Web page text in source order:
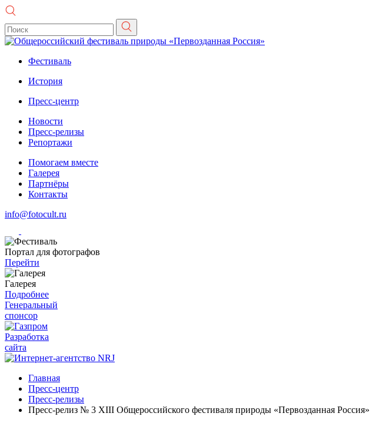
Фестиваль
История
Пресс-центр
Новости
Пресс-релизы
Репортажи
Помогаем вместе
Галерея
Партнёры
Контакты
info@fotocult.ru
Портал для фотографов
Перейти
Галерея
Подробнее
Генеральный
спонсор
Разработка
сайта
Главная
Пресс-центр
Пресс-релизы
Пресс-релиз № 3 XIII Общероссийского фестиваля природы «Первозданная Россия»